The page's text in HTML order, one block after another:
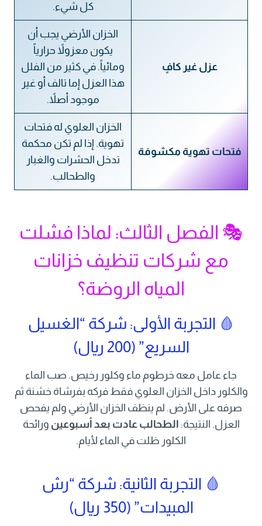
كل شيء.
عزل غير كافٍ
الخزان الأرضي يجب أن
يكون معزولاً حرارياً
ومائياً. في كثير من الفلل
هذا العزل إما تالف أو غير
موجود أصلاً.
فتحات تهوية مكشوفة
الخزان العلوي له فتحات
تهوية. إذا لم تكن محكمة
تدخل الحشرات والغبار
والطحالب.
🎭 الفصل الثالث: لماذا فشلت
مع شركات تنظيف خزانات
المياه الروضة؟
🩸 التجربة الأولى: شركة “الغسيل
السريع” (200 ريال)
جاء عامل معه خرطوم ماء وكلور رخيص. صب الماء
والكلور داخل الخزان العلوي فقط فركه بفرشاة خشنة ثم
صرفه على الأرض. لم ينظف الخزان الأرضي ولم يفحص
العزل. النتيجة: الطحالب عادت بعد أسبوعين ورائحة
الكلور ظلت في الماء لأيام.
🩸 التجربة الثانية: شركة “رش
المبيدات” (350 ريال)